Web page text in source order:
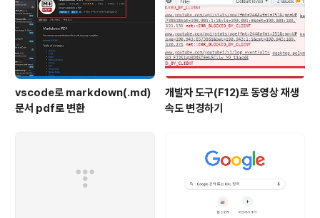
vscode로 markdown(.md)
문서 pdf로 변환
개발자 도구(F12)로 동영상 재생
속도 변경하기